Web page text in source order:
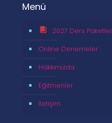
Menü
2027 Ders
Online Denemeler
Hakkımızda
Eğitmenler
İletişim